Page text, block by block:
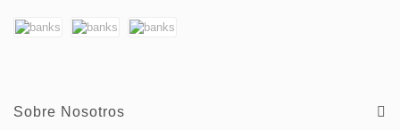
Sobre Nosotros